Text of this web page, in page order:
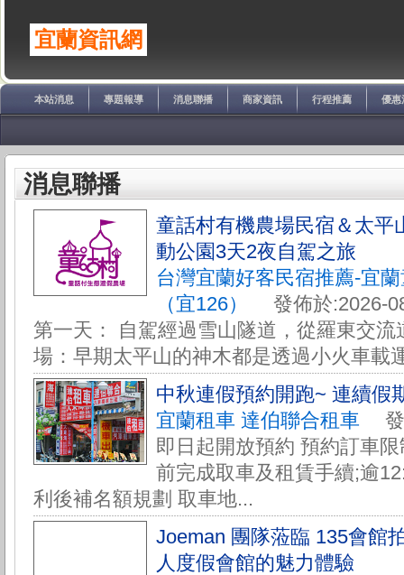
宜蘭資訊網
本站消息 專題報導 消息聯播 商家資訊 行程推薦 優惠
消息聯播
童話村有機農場民宿＆太平
動公園3天2夜自駕之旅
台灣宜蘭好客民宿推薦-宜
（宜126）
發佈於:2026-
第一天： 自駕經過雪山隧道，從羅東交流
場：早期太平山的神木都是透過小火車載
中秋連假預約開跑~ 連續假
宜蘭租車 達伯聯合租車 發
即日起開放預約 預約訂車
前完成取車及租賃手續;逾
利後補名額規劃 取車地...
Joeman 團隊蒞臨 135會館
人度假會館的魅力體驗